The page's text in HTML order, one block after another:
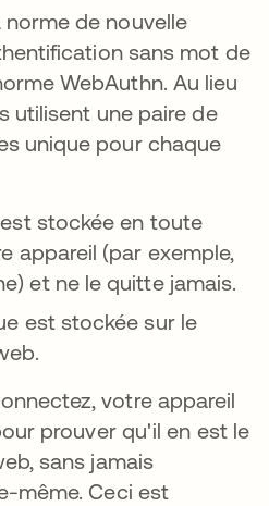
dans un nouvel onglet
de nouvelle
sans mot de
WebAuthn. Au lieu
utilisent une paire de
unique pour chaque
stockée en toute
appareil (par exemple,
et ne le quitte jamais.
est stockée sur le
votre appareil
prouver qu'il en est le
sans jamais
même. Ceci est